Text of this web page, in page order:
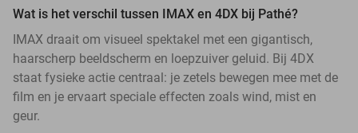
Wat is het verschil tussen IMAX en 4DX bij Pathé?
IMAX draait om visueel spektakel met een gigantisch,
haarscherp beeldscherm en loepzuiver geluid. Bij 4DX
staat fysieke actie centraal: je zetels bewegen mee met de
film en je ervaart speciale effecten zoals wind, mist en
geur.